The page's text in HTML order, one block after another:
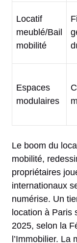
Locatif
meublé/Bail
mobilité
Espaces
modulaires
Le boom du
mobilité,
propriétaires
internationaux
numérise. Un
location à Paris
2025, selon la
l’Immobilier.